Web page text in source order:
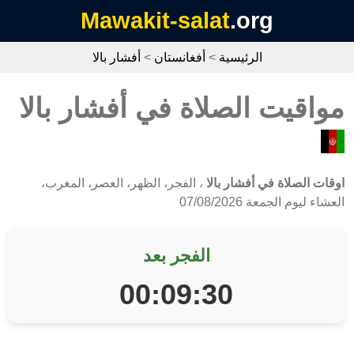
Mawakit-salat.org
الرئيسية > أفغانستان > أفشار بالا
مواقيت الصلاة في أفشار بالا
اوقات الصلاة في أفشار بالا ، الفجر، الظهر، العصر، المغرب،
العشاء ليوم الجمعة 07/08/2026
الفجر بعد
00:09:30